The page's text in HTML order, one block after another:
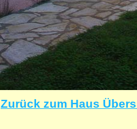
Zurück zum Haus